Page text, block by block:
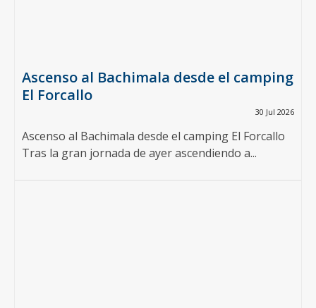
Ascenso al Bachimala desde el camping
El Forcallo
30 Jul 2026
Ascenso al Bachimala desde el camping El Forcallo
Tras la gran jornada de ayer ascendiendo a...